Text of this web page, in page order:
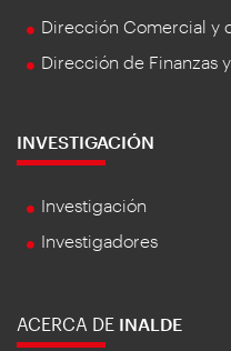
Dirección Comercial y
Dirección de Finanzas
INVESTIGACIÓN
Investigación
Investigadores
ACERCA DE INALDE